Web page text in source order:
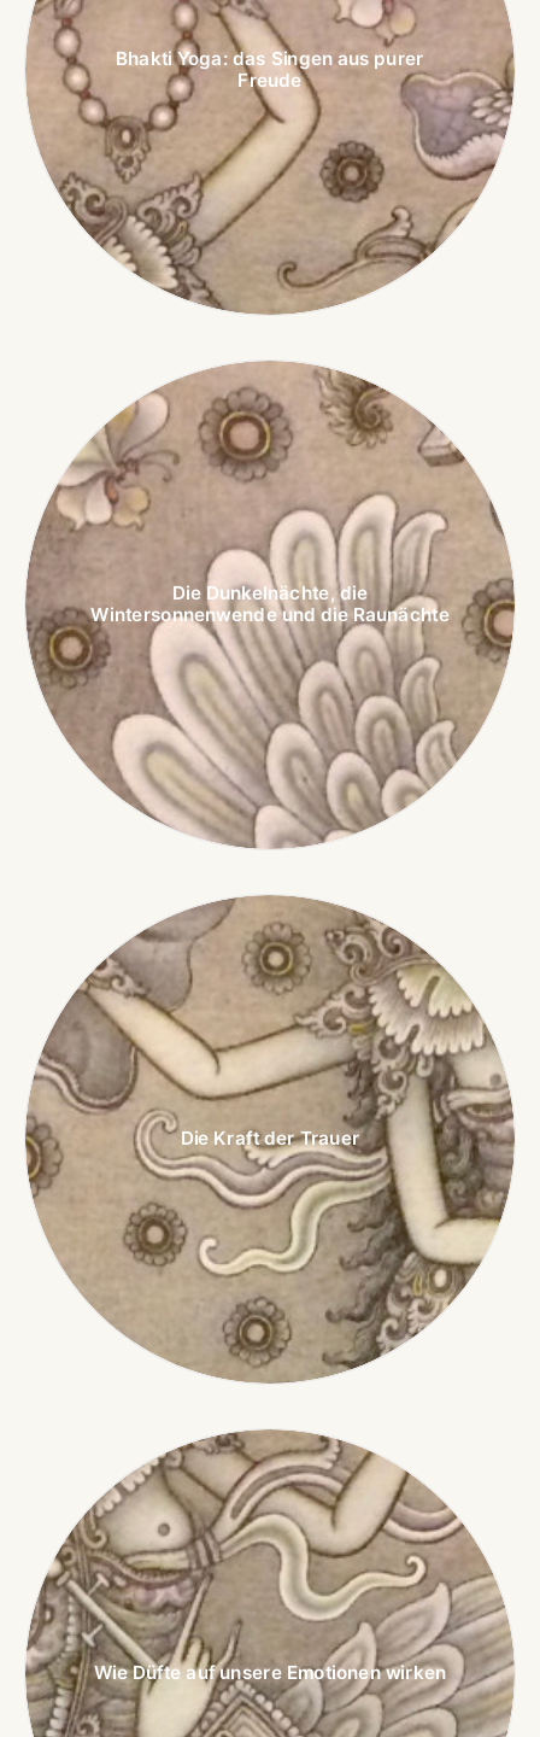
Bhakti Yoga: das Singen aus purer
Freude
Die Dunkelnächte, die
Wintersonnenwende und die Raunächte
Die Kraft der Trauer
Wie Düfte auf unsere Emotionen wirken